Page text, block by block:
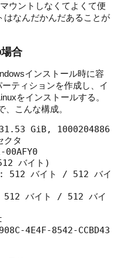
ウントしなくてよくて便
はなんだかんだあることが
合
インストール時に容
ティションを作成し、イ
をインストールする。
こんな構成。
GiB, 1000204886
タ
00AFY0
バイト)
512 バイト / 512 バイ
バイト / 512 バイ
4E4F-8542-CCBD43